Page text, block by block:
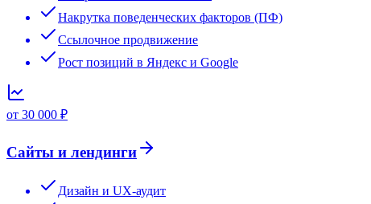
Накрутка поведенческих факторов (ПФ)
Ссылочное продвижение
Рост позиций в Яндекс и Google
от 30 000 ₽
Сайты и лендинги
Дизайн и UX-аудит